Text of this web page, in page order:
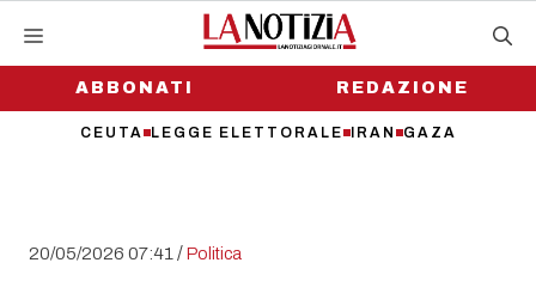
contenutoABBONATI
CEUTA LEGGE ELETTORALE IRAN GAZA
REDAZIONE
20/05/2026 07:41 /Politica